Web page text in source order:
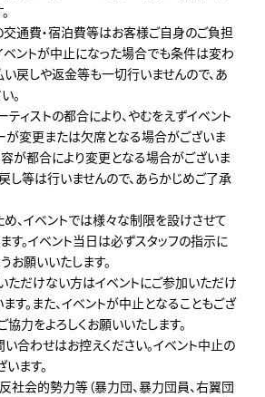
通費・宿泊費等はお客様ご自身のご負担
ベントが中止になった場合でも条件は変わ
い戻しや返金等も一切行いませんので、あ
。
ティストの都合により、やむをえずイベント
が変更または欠席となる場合がございま
容が都合により変更となる場合がございま
し等は行いませんので、あらかじめご了承
、イベントでは様々な制限を設けさせて
す。イベント当日は必ずスタッフの指示に
お願いいたします。
だけない方はイベントにご参加いただけ
す。また、イベントが中止となることもござ
協力をよろしくお願いいたします。
合わせはお控えください。イベント中止の
ます。
社会的勢力等（暴力団、暴力団員、右翼団